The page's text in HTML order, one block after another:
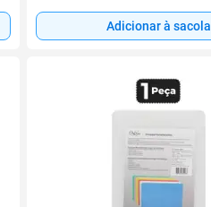
Adicionar à sacola